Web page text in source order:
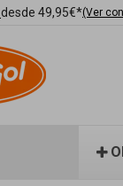
desde 49,95€*(Ver